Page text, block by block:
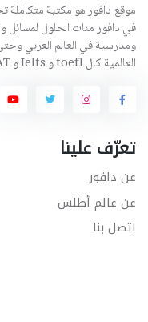
موقع دافور هو مكتبة متكاملة
في دافور مئات الحلول لمسائل
ومدرسية في العالم العربي
العالمية كال toefl و Ielts و SAT وغيرها الكثير.
تعرّف علينا
عن دافور
عن عالم أطلس
اتصل بنا